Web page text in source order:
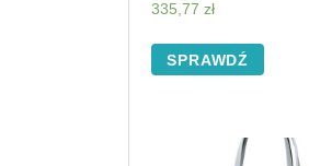
335,77 zł
SPRAWDŹ